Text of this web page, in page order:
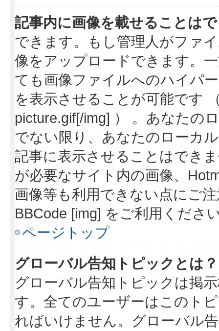
記事内に画像を載せることは
できます。もし管理人がファ
像をアップロードできます。
ても画像ファイルへのハイパ
を表示させることが可能です
picture.gif[/img] ） 。あなたの
でない限り、あなたのローカ
記事に表示させることはでき
が必要なサイト内の画像、
画像等も利用できない点にご
BBCode [img] をご利用くださ
ページトップ
グローバル告知トピックとは？
グローバル告知トピックは掲
す。全てのユーザーはこのト
ればいけません。グローバル